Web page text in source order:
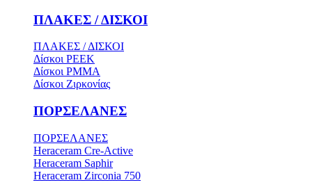
ΠΛΑΚΕΣ / ΔΙΣΚΟΙ
ΠΛΑΚΕΣ / ΔΙΣΚΟΙ
Δίσκοι PEEK
Δίσκοι PMMA
Δίσκοι Ζιρκονίας
ΠΟΡΣΕΛΑΝΕΣ
ΠΟΡΣΕΛΑΝΕΣ
Heraceram Cre-Active
Heraceram Saphir
Heraceram Zirconia 750